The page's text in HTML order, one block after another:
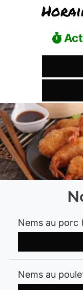
Nems au porc
Nems au